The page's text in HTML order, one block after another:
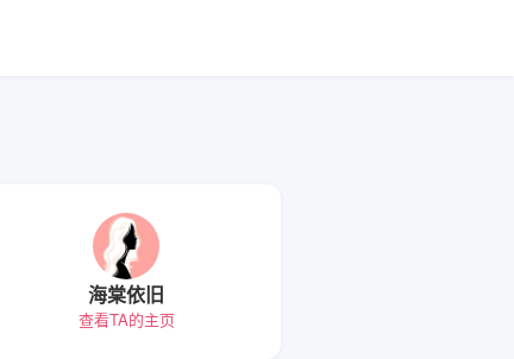
海棠依旧
查看TA的主页